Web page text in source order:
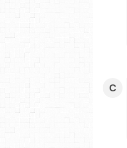
C